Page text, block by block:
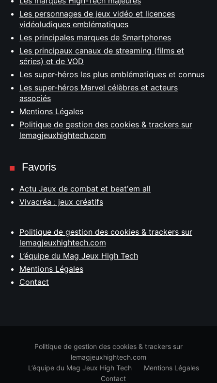
Les personnages de jeux vidéo et licences
vidéoludiques emblématiques
Les principales marques de Smartphones
Les principaux canaux de streaming (films et
séries) et de VOD
Les super-héros les plus emblématiques et connus
Les super-héros Marvel célèbres et acteurs
associés
Mentions Légales
Politique de gestion des cookies & trackers sur
lemagjeuxhightech.com
Favoris
Actu Jeux de combat et beat'em all
Vivacréa : jeux créatifs
Politique de gestion des cookies & trackers sur
lemagjeuxhightech.com
L’équipe du Mag Jeux High Tech
Mentions Légales
Contact
Politique de gestion des cookies & trackers sur
lemagjeuxhightech.com
L’équipe du Mag Jeux High Tech
Mentions Légales
Contact